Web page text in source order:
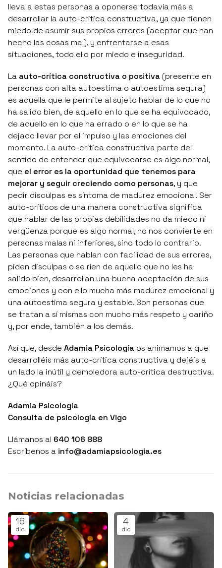
lleva a estas personas a oponerse todavía más a
desarrollar la auto-crítica constructiva, ya que tienen
miedo de asumir sus propios errores (aceptar que han
hecho las cosas mal), y enfrentarse a esas
situaciones, todo ello por miedo e inseguridad.
La auto-crítica constructiva o positiva (presente en
personas con alta autoestima o autoestima segura)
es aquella que le permite al sujeto hablar de lo que no
ha salido bien, de aquello en lo que se ha equivocado,
de aquello en lo que ha errado o en lo que se ha
dejado llevar por el impulso y las emociones del
momento. La auto-crítica constructiva parte del
sentido de entender que equivocarse es algo normal,
que el error es la oportunidad que tenemos para
mejorar y seguir creciendo como personas, y que
pedir disculpas es síntoma de madurez emocional. Ser
auto-críticos de una manera constructiva significa
que hablar de las propias debilidades no da miedo ni
vergüenza porque es algo normal, no nos convierte en
personas malas ni inferiores, sino todo lo contrario.
Las personas que hablan con facilidad de sus errores,
piden disculpas o se ríen de aquello que no les ha
salido bien, desarrollan una buena aceptación de sus
emociones y con ello mucha más madurez emocional y
una autoestima segura y estable. Son personas que
se tratan a sí mismas con mucho más respeto y cariño
y, por ende, también a los demás.
Así que, desde Adamia Psicología os animamos a que
desarrolléis más auto-crítica constructiva y dejéis a
un lado la inútil y demoledora auto-crítica destructiva.
¿Qué opináis?
Adamia Psicología
Consulta de psicología en Vigo
Llámanos al 640 106 888
Escríbenos a info@adamiapsicologia.es
Noticias relacionadas
16
dic
4
dic